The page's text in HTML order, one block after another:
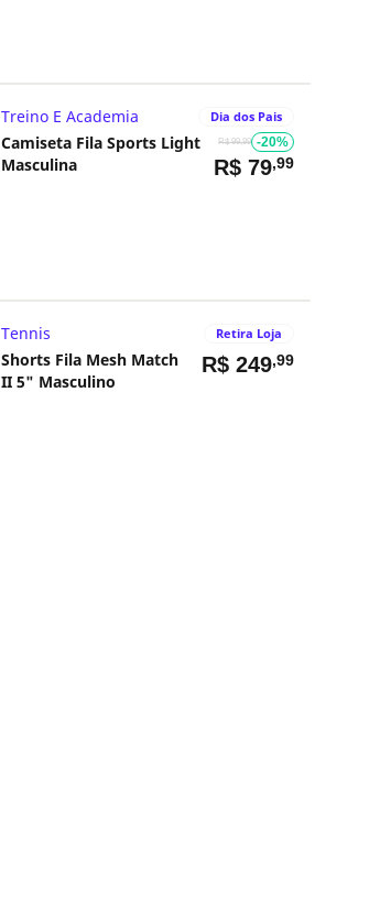
Treino E Academia Dia dos Pais
Camiseta Fila Sports Light
Masculina
R$ 99,99 -20%
R$79,99
Tennis Retira Loja
Shorts Fila Mesh Match
II 5" Masculino
R$249,99